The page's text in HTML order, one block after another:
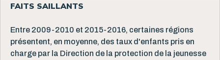
FAITS SAILLANTS
Entre 2009-2010 et 2015-2016, certaines régions
présentent, en moyenne, des taux d'enfants pris en
charge par la Direction de la protection de la jeunesse